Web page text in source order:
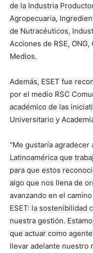
de la Industria
Agropecuaria,
de Nutracéuticos,
Acciones de RSE,
Medios.
Además, ESET fue
por el medio RSC
académico de las
Universitario y
“Me gustaría agradecer
Latinoamérica que
para que estos
algo que nos llena de
avanzando en el
ESET: la sostenibilidad
nuestra gestión.
que actuar como
llevar adelante nuestro